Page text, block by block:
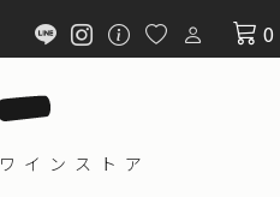
0
ワインストア